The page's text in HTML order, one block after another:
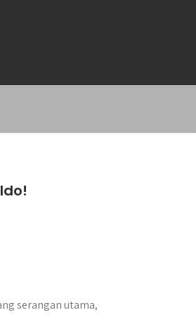
serangan utama,